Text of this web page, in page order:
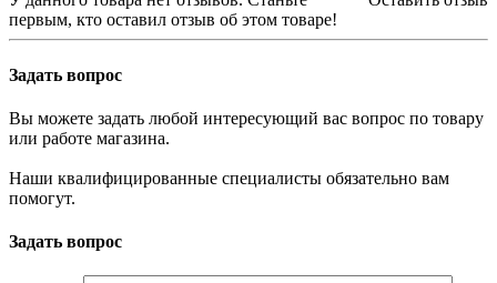
первым, кто оставил отзыв об этом товаре!
Задать вопрос
Вы можете задать любой интересующий вас вопрос по товару
или работе магазина.
Наши квалифицированные специалисты обязательно вам
помогут.
Задать вопрос